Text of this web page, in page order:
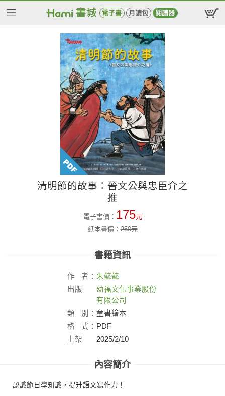
電子書 月讀包 閱讀器
清明節的故事：晉文公與忠臣介之
推
電子書價： 175元
紙本書價：250元
書籍資訊
作 者： 朱懿懿
出版
幼福文化事業股份
有限公司
類
別： 童書繪本
格
式： PDF
上架
2025/2/10
內容簡介
認識節日學知識，提升語文寫作力！